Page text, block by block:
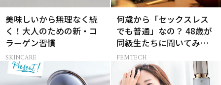
美味しいから無理なく続
く！大人のための新・コ
ラーゲン習慣
SKINCARE
何歳から「セックスレス
でも普通」なの？ 48歳が
同級生たちに聞いてみた
ら…
FEMTECH